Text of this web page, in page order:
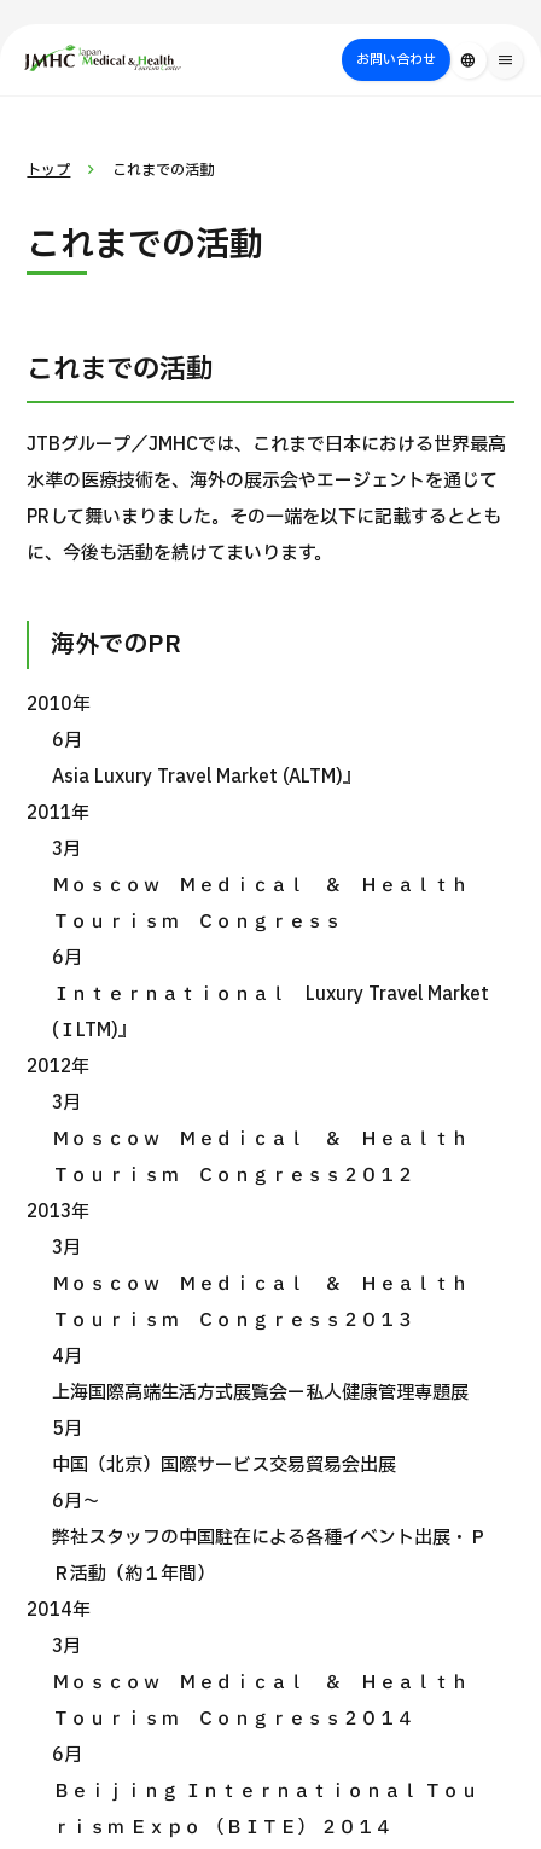
ジャパン・メディカル＆ヘルスツーリズムセンター（JMHC）
お問い合わせ language menu
日本の医療について
部位・疾病
検査・術式・
TOP
JMHCについて
外国人受療者様へ
日本の医療について
医療プログラム検索
部位・疾病で探す
検査・術式・
治療方法で探す
美容医療を探す
コンテンツピックアップ
医療機関の方へ
運営会社
個人情報保護方針
ガイドラインポリシー
JTBのガバナンス
日本語 ENGLISH 中文 Tiếng Việt
お問い合わせ
治療 治療
トップ これまでの活動
これまでの活動
これまでの活動
JTBグループ／JMHCでは、これまで日本における世界最高
水準の医療技術を、海外の展示会やエージェントを通じて
PRして舞いまりました。その一端を以下に記載するととも
に、今後も活動を続けてまいります。
海外でのPR
2010年
6月
Asia Luxury Travel Market (ALTM)』
2011年
3月
Ｍｏｓｃｏｗ Ｍｅｄｉｃａｌ ＆ Ｈｅａｌｔｈ
Ｔｏｕｒｉｓｍ Ｃｏｎｇｒｅｓｓ
6月
Ｉｎｔｅｒｎａｔｉｏｎａｌ Luxury Travel Market
(ＩLTM)』
2012年
3月
Ｍｏｓｃｏｗ Ｍｅｄｉｃａｌ ＆ Ｈｅａｌｔｈ
Ｔｏｕｒｉｓｍ Ｃｏｎｇｒｅｓｓ２０１２
2013年
3月
Ｍｏｓｃｏｗ Ｍｅｄｉｃａｌ ＆ Ｈｅａｌｔｈ
Ｔｏｕｒｉｓｍ Ｃｏｎｇｒｅｓｓ２０１３
4月
上海国際高端生活方式展覧会ー私人健康管理専題展
5月
中国（北京）国際サービス交易貿易会出展
6月～
弊社スタッフの中国駐在による各種イベント出展・Ｐ
Ｒ活動（約１年間）
2014年
3月
Ｍｏｓｃｏｗ Ｍｅｄｉｃａｌ ＆ Ｈｅａｌｔｈ
Ｔｏｕｒｉｓｍ Ｃｏｎｇｒｅｓｓ２０１４
6月
Ｂｅｉｊｉｎｇ Ｉｎｔｅｒｎａｔｉｏｎａｌ Ｔｏｕ
ｒｉｓｍ Ｅｘｐｏ （ＢＩＴＥ） ２０１４